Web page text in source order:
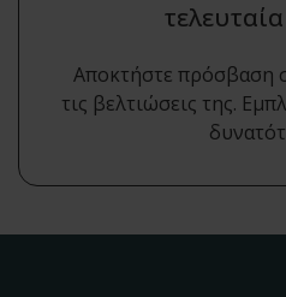
Αποκτήστε πρόσβαση
τις βελτιώσεις της.